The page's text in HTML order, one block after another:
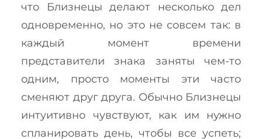
что Близнецы делают несколько дел
одновременно, но это не совсем так: в
каждый момент времени
представители знака заняты чем-то
одним, просто моменты эти часто
сменяют друг друга. Обычно Близнецы
интуитивно чувствуют, как им нужно
спланировать день, чтобы все успеть;